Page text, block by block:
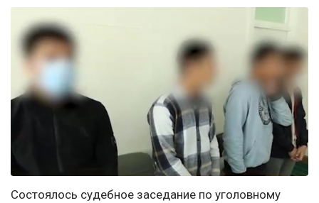
Состоялось судебное заседание по уголовному